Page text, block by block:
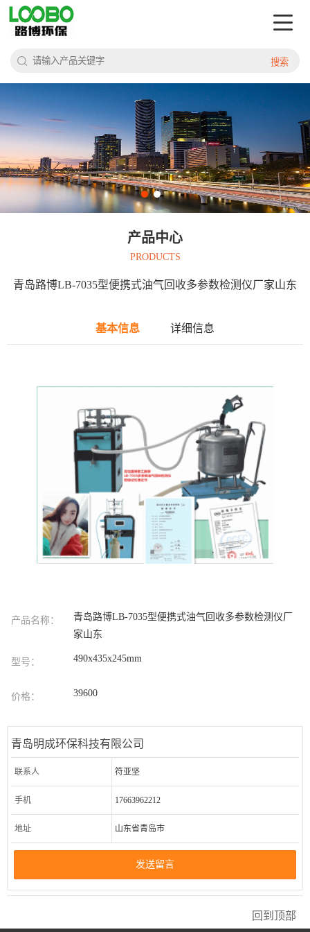
搜索
产品中心
PRODUCTS
青岛路博LB-7035型便携式油气回收多参数检测仪厂家山东
基本信息 详细信息
产品名称：
青岛路博LB-7035型便携式油气回收多参数检测仪厂
家山东
型号： 490x435x245mm
价格： 39600
青岛明成环保科技有限公司
联系人 符亚坚
手机 17663962212
地址 山东省青岛市
发送留言
回到顶部